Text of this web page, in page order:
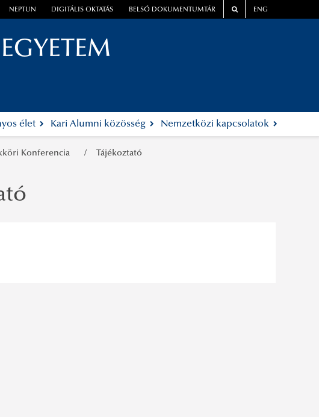
NEPTUN DIGITÁLIS OKTATÁS BELSŐ DOKUMENTUMTÁR ENG
élet Kari Alumni közösség Nemzetközi kapcsolatok
Konferencia Tájékoztató